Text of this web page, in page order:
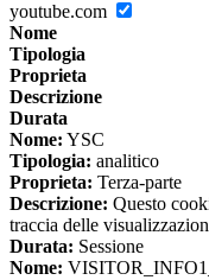
youtube.com
Nome
Tipologia
Proprieta
Descrizione
Durata
Nome: YSC
Tipologia: analitico
Proprieta: Terza-parte
Descrizione: Questo
traccia delle
Durata: Sessione
Nome: